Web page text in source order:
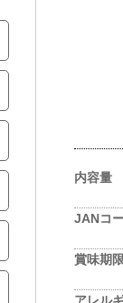
内容量
JANコ
賞味期